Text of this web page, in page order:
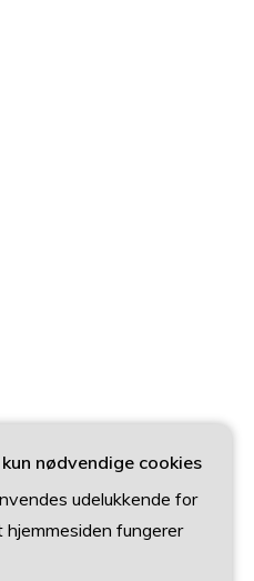
nødvendige cookies
udelukkende for
hjemmesiden fungerer